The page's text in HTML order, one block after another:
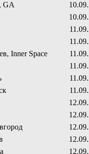
GA
Inner Space